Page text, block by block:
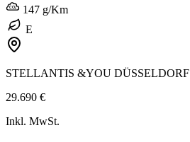
147 g/Km
E
STELLANTIS &YOU DÜSSELDORF
29.690 €
Inkl. MwSt.